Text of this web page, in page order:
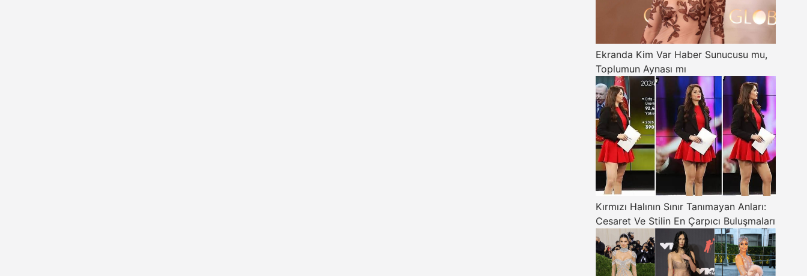
Ekranda Kim Var Haber Sunucusu mu,
Toplumun Aynası mı
Kırmızı Halının Sınır Tanımayan Anları:
Cesaret Ve Stilin En Çarpıcı Buluşmaları